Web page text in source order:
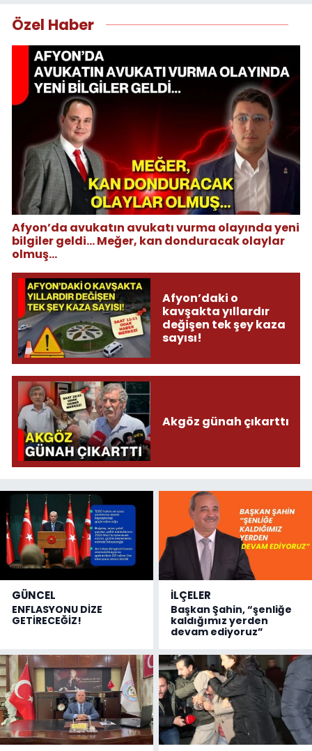
Özel Haber
Afyon’da avukatın avukatı vurma olayında yeni
bilgiler geldi... Meğer, kan donduracak olaylar
olmuş...
Afyon’daki o
kavşakta yıllardır
değişen tek şey kaza
sayısı!
Akgöz günah çıkarttı
GÜNCEL
ENFLASYONU DİZE
GETİRECEĞİZ!
İLÇELER
Başkan Şahin, “şenliğe
kaldığımız yerden
devam ediyoruz”